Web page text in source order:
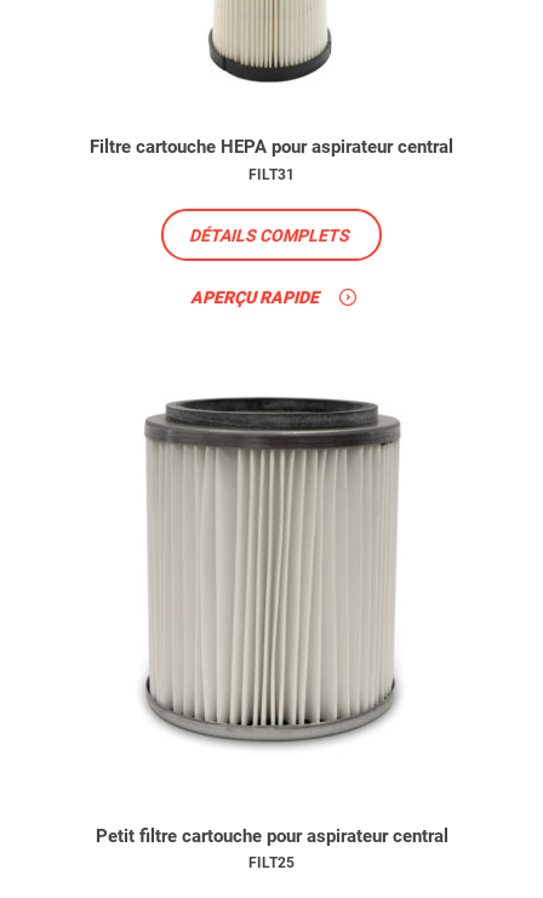
Filtre cartouche HEPA pour aspirateur central
FILT31
DÉTAILS COMPLETS
APERÇU RAPIDE
Petit filtre cartouche pour aspirateur central
FILT25